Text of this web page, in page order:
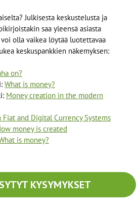
Julkisesta keskustelusta ja
saa yleensä asiasta
olla vaikea löytää luotettavaa
keskuspankkien näkemyksen:
on?
What is money?
Money creation in the modern
and Digital Currency Systems
money is created
is money?
KYSYMYKSET